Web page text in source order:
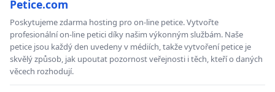
Petice.com
Poskytujeme zdarma hosting pro on-line petice. Vytvořte
profesionální on-line petici díky našim výkonným službám. Naše
petice jsou každý den uvedeny v médiích, takže vytvoření petice je
skvělý způsob, jak upoutat pozornost veřejnosti i těch, kteří o daných
věcech rozhodují.